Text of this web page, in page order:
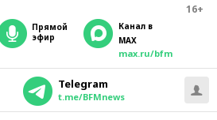
16+
прямой
эфир
Канал в
MAX
max.ru/bfm
Telegram
t.me/BFMnews